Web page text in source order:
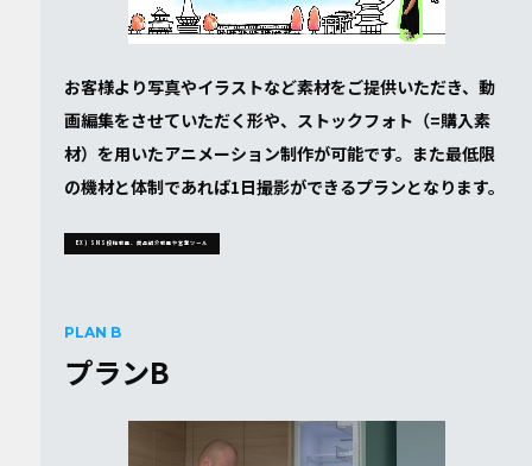
お客様より写真やイラストなど素材をご提供いただき、動
画編集をさせていただく形や、ストックフォト（=購入素
材）を用いたアニメーション制作が可能です。また最低限
の機材と体制であれば1日撮影ができるプランとなります。
EX) SNS投稿動画、商品紹介動画や営業ツール
PLAN B
プランB